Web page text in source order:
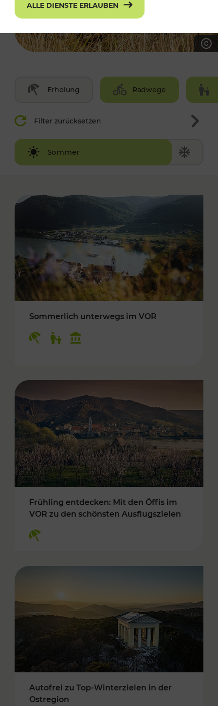
Erholung Radwege
Filter zurücksetzen
Sommer
Winter
Sommerlich unterwegs im VOR
Frühling entdecken: Mit den Öffis im
VOR zu den schönsten Ausflugszielen
Autofrei zu Top-Winterzielen in der
Ostregion
ALLE DIENSTE ERLAUBEN